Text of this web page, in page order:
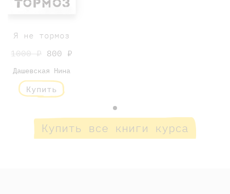
Я не тормоз
1000 ₽ 800 ₽
Дашевская Нина
Купить
Купить все книги курса